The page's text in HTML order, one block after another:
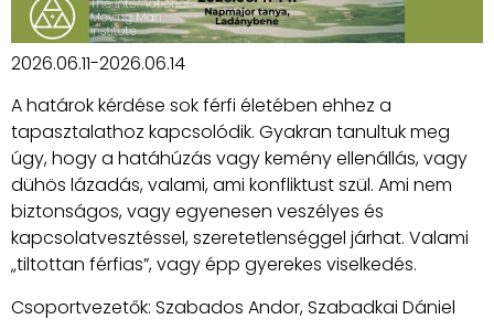
2026.06.11-2026.06.14
A határok kérdése sok férfi életében ehhez a
tapasztalathoz kapcsolódik. Gyakran tanultuk meg
úgy, hogy a hatáhúzás vagy kemény ellenállás, vagy
dühös lázadás, valami, ami konfliktust szül. Ami nem
biztonságos, vagy egyenesen veszélyes és
kapcsolatvesztéssel, szeretetlenséggel járhat. Valami
„tiltottan férfias”, vagy épp gyerekes viselkedés.
Csoportvezetők: Szabados Andor, Szabadkai Dániel